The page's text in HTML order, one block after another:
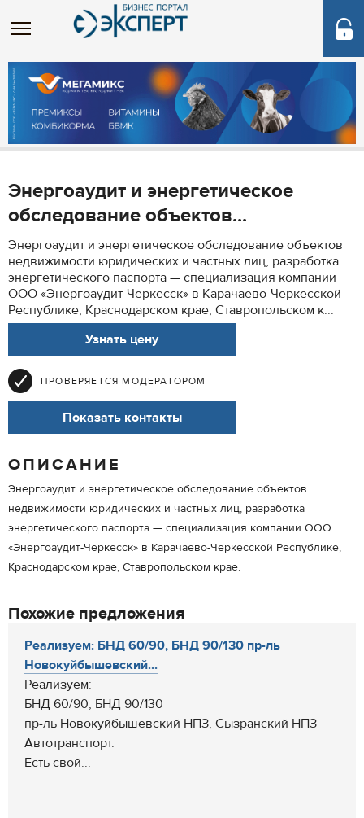
Энергоаудит и энергетическое
обследование объектов...
Энергоаудит и энергетическое обследование объектов
недвижимости юридических и частных лиц, разработка
энергетического паспорта — специализация компании
ООО «Энергоаудит-Черкесск» в Карачаево-Черкесской
Республике, Краснодарском крае, Ставропольском к...
Узнать цену
ПРОВЕРЯЕТСЯ МОДЕРАТОРОМ
Показать контакты
ОПИСАНИЕ
Энергоаудит и энергетическое обследование объектов
недвижимости юридических и частных лиц, разработка
энергетического паспорта — специализация компании ООО
«Энергоаудит-Черкесск» в Карачаево-Черкесской Республике,
Краснодарском крае, Ставропольском крае.
Похожие предложения
Реализуем: БНД 60/90, БНД 90/130 пр-ль
Новокуйбышевский...
Реализуем:
БНД 60/90, БНД 90/130
пр-ль Новокуйбышевский НПЗ, Сызранский НПЗ
Автотранспорт.
Есть свой...